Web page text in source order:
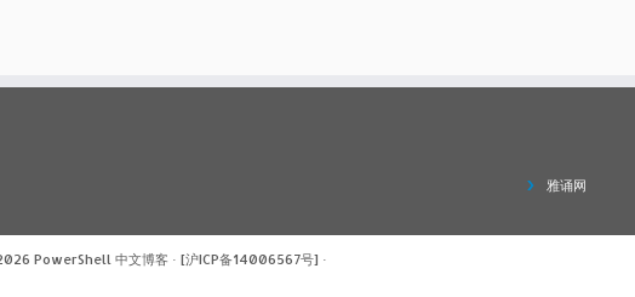
雅诵网
PowerShell 中文博客 · [沪ICP备14006567号] ·